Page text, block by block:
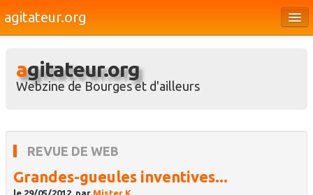
agitateur.org
Bourges & le Cher
Médias
Dossiers
agitateur.org
Webzine de Bourges et d'ailleurs
REVUE DE WEB
Grandes-gueules inventives...
le 29/05/2012, par Mister K